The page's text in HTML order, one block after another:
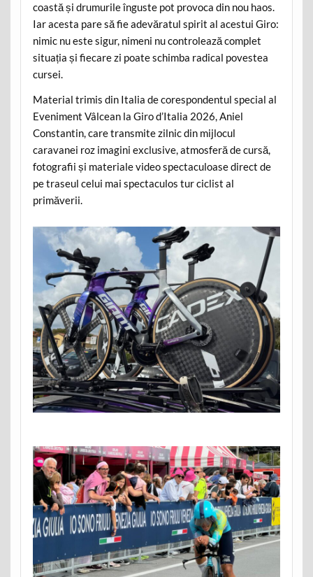
coastă și drumurile înguste pot provoca din nou haos.
Iar acesta pare să fie adevăratul spirit al acestui Giro:
nimic nu este sigur, nimeni nu controlează complet
situația și fiecare zi poate schimba radical povestea
cursei.
Material trimis din Italia de corespondentul special al
Eveniment Vâlcean la Giro d’Italia 2026, Aniel
Constantin, care transmite zilnic din mijlocul
caravanei roz imagini exclusive, atmosferă de cursă,
fotografii și materiale video spectaculoase direct de
pe traseul celui mai spectaculos tur ciclist al
primăverii.